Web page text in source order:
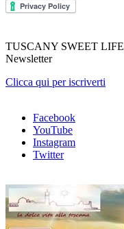
TUSCANY SWEET LIFE
Newsletter
Clicca qui per iscriverti
Facebook
YouTube
Instagram
Twitter